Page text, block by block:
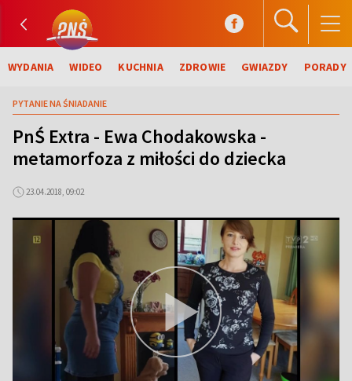
WYDANIA WIDEO KUCHNIA ZDROWIE GWIAZDY PORADY
PYTANIE NA ŚNIADANIE
PnŚ Extra - Ewa Chodakowska -
metamorfoza z miłości do dziecka
23.04.2018, 09:02